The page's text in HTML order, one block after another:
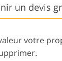
un devis
votre